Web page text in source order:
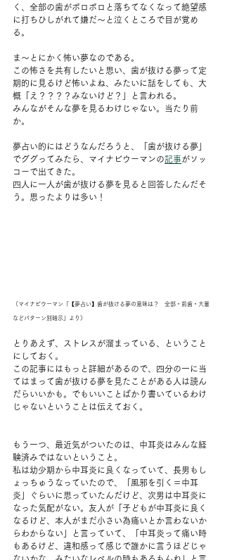
く、全部の歯がボロボロと落ちてなくなって絶望感
に打ちひしがれて嫌だ〜と泣くところで目が覚め
る。
ま〜とにかく怖い夢なのである。
この怖さを共有したいと思い、歯が抜ける夢って定
期的に見るけど怖いよね、みたいに話をしても、大
概「え？？？？みないけど？」と言われる。
みんながそんな夢を見るわけじゃない。当たり前
か。
夢占い的にはどうなんだろうと、「歯が抜ける夢」
でググってみたら、マイナビウーマンの記事がソッ
コーで出てきた。
四人に一人が歯が抜ける夢を見ると回答したんだそ
う。思ったよりは多い！
（マイナビウーマン「【夢占い】歯が抜ける夢の意味は？　全部・前歯・大量
などパターン別暗示」より）
とりあえず、ストレスが溜まっている、ということ
にしておく。
この記事にはもっと詳細があるので、四分の一に当
てはまって歯が抜ける夢を見たことがある人は読ん
だらいいかも。でもいいことばかり書いているわけ
じゃないということは伝えておく。
もう一つ、最近気がついたのは、中耳炎はみんな経
験済みではないということ。
私は幼少期から中耳炎に良くなっていて、長男もし
ょっちゅうなっていたので、「風邪を引く＝中耳
炎」ぐらいに思っていたんだけど、次男は中耳炎に
なった気配がない。友人が「子どもが中耳炎に良く
なるけど、本人がまだ小さい為痛いとか言わないか
らわからない」と言っていて、「中耳炎って痛い時
もあるけど、違和感って感じで誰かに言うほどじゃ